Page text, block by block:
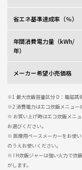
省エネ基準達成率（％）
年間消費電力量（kWh/
年）
メーカー希望小売価格
※1 最大炊飯容量区分 D：電磁誘
※2 消費電力はエコ炊飯メニュー
※ お買い上げ時はエコ炊飯メニ
お選びください。
※ 医療用ペースメーカーをお使
のうえお使いください。
※ I H炊飯ジャーは強い火力で炊
がします。